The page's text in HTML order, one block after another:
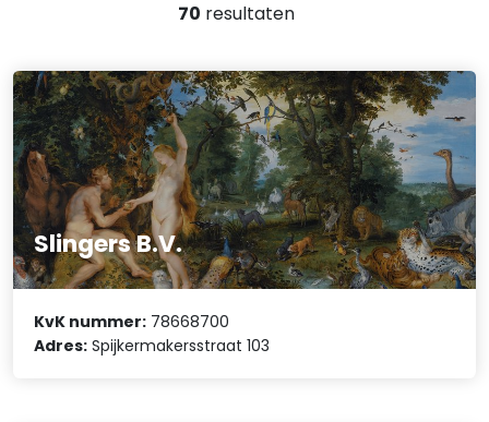
70 resultaten
Slingers B.V.
KvK nummer: 78668700
Adres: Spijkermakersstraat 103